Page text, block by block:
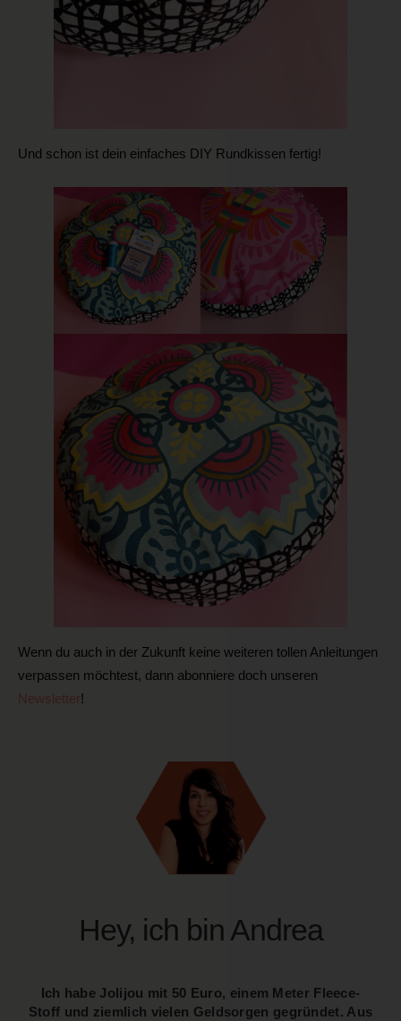
Und schon ist dein einfaches DIY Rundkissen fertig!
Wenn du auch in der Zukunft keine weiteren tollen Anleitungen
verpassen möchtest, dann abonniere doch unseren
Newsletter !
Hey, ich bin Andrea
Ich habe Jolijou mit 50 Euro, einem Meter Fleece-
Stoff und ziemlich vielen Geldsorgen gegründet. Aus